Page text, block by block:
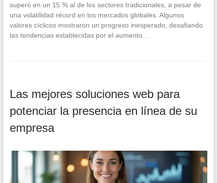
superó en un 15 % al de los sectores tradicionales, a pesar de
una volatilidad récord en los mercados globales. Algunos
valores cíclicos mostraron un progreso inesperado, desafiando
las tendencias establecidas por el aumento…
Las mejores soluciones web para
potenciar la presencia en línea de su
empresa